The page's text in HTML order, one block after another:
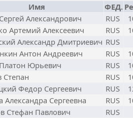
Имя ФЕД.
Александрович RUS
Артемий Алексеевич RUS
Александр Дмитриевич RUS
Антон Андреевич RUS
Юрьевич RUS
Степан RUS
Федор Сергеевич RUS
Александра Сергеевна RUS
Стефан Павлович
RUS